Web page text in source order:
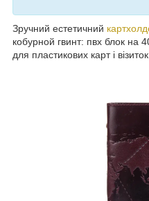
Зручний естетичний
кобурной гвинт: пвх блок на
для пластикових карт і